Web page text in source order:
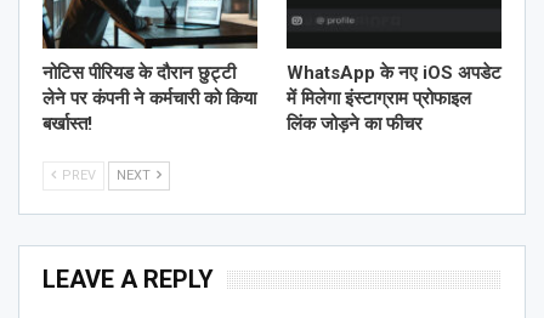
नोटिस पीरियड के दौरान छुट्टी
लेने पर कंपनी ने कर्मचारी को किया
बर्खास्त!
WhatsApp के नए iOS अपडेट
में मिलेगा इंस्टाग्राम प्रोफाइल
लिंक जोड़ने का फीचर
PREV NEXT
LEAVE A REPLY